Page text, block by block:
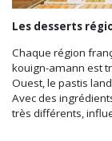
Les desserts
Chaque région
kouign-amann est
Ouest, le pastis
Avec des
très différents,